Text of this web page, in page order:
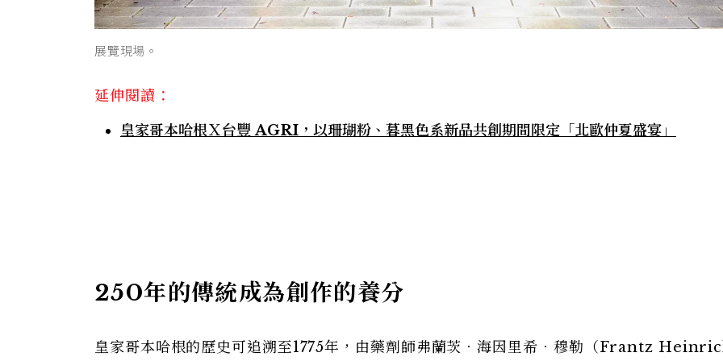
展覽現場。
延伸閱讀：
皇家哥本哈根Ｘ台豐 AGRI，以珊瑚粉、暮黑色系新品共創期間限定「北歐仲夏盛宴」
250年的傳統成為創作的養分
皇家哥本哈根的歷史可追溯至1775年，由藥劑師弗蘭茨．海因里希．穆勒（Frantz